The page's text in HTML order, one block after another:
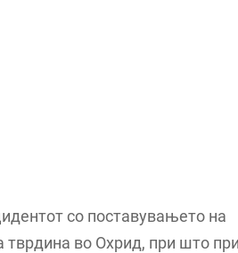
со поставувањето на
во Охрид, при што